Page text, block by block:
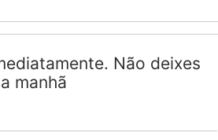
Não deixes
manhã